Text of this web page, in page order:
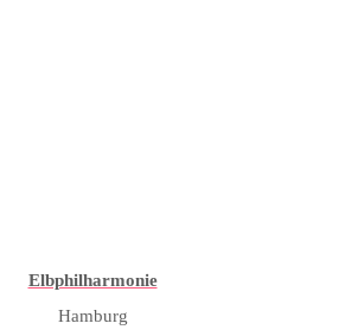
Elbphilharmonie
Hamburg